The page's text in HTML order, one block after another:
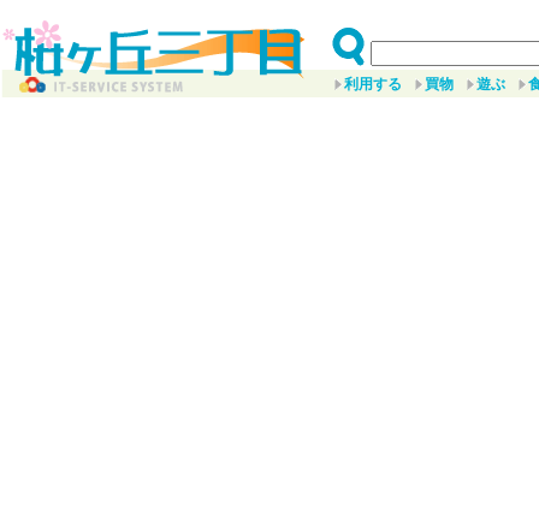
利用する 買物 遊ぶ